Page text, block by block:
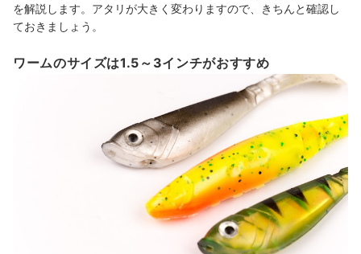
を解説します。アタリが大きく変わりますので、きちんと確認し
ておきましょう。
ワームのサイズは1.5～3インチがおすすめ